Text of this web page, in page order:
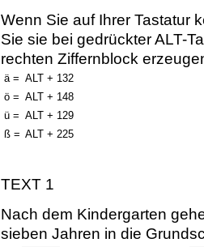
Wenn Sie auf Ihrer Tastatur
Sie sie bei gedrückter ALT-
rechten Ziffernblock
ä = ALT + 132
ö = ALT + 148
ü = ALT + 129
ß = ALT + 225
TEXT 1
Nach dem Kindergarten
sieben Jahren in die